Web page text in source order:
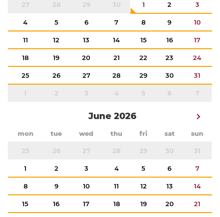
27 28 29 30 1 2 3
4 5 6 7 8 9 10
11 12 13 14 15 16 17
18 19 20 21 22 23 24
25 26 27 28 29 30 31
1 2 3 4 5 6 7
June 2026
mon tue wed thu fri sat sun
25 26 27 28 29 30 31
1 2 3 4 5 6 7
8 9 10 11 12 13 14
15 16 17 18 19 20 21